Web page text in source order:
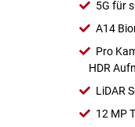
Haushaltsreiniger
5G für
A14
Pro
HDR
LiDAR
12 MP